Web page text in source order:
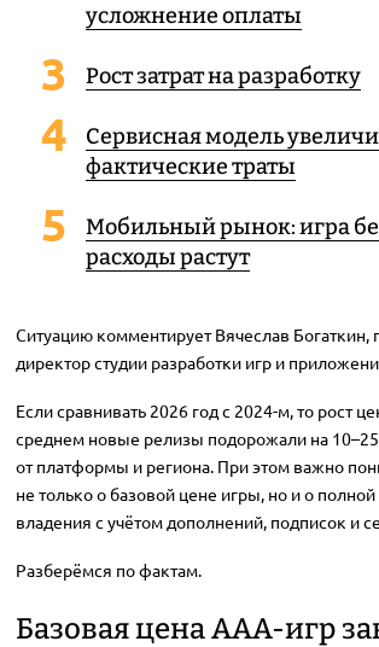
усложнение оплаты
Рост затрат на разработку
Сервисная модель
фактические траты
Мобильный рынок: игра
расходы растут
Ситуацию комментирует Вячеслав Богаткин,
директор студии разработки игр и
Если сравнивать 2026 год с 2024-м, то рост
среднем новые релизы подорожали на
от платформы и региона. При этом важно
не только о базовой цене игры, но и о полной
владения с учётом дополнений, подписок и
Разберёмся по фактам.
Базовая цена AAA-игр